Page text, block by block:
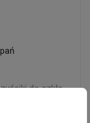
do szkła
technologię
boków